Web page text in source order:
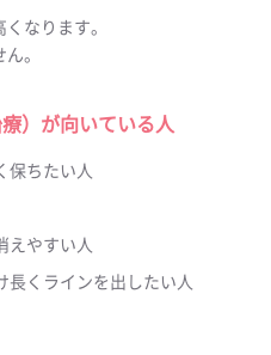
なります。
。
）が向いている人
保ちたい人
えやすい人
長くラインを出したい人